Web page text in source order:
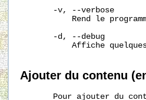
       -v, --verbose
Rend le
       -d, --debug
Affiche
Ajouter du contenu
Pour ajouter du